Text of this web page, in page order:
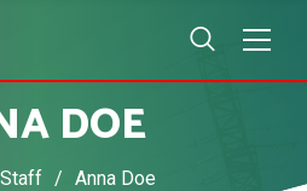
DOE
Staff / Anna Doe